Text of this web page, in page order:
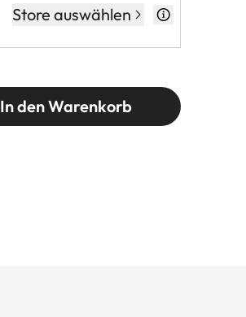
Store auswählen
In den Warenkorb